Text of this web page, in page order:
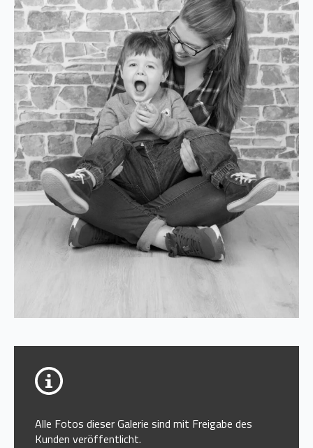
Alle Fotos dieser Galerie sind mit Freigabe des
Kunden veröffentlicht.